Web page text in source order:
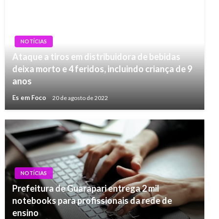
NOTÍCIAS
Ataque a tiros em distribuidora de bebidas
deixa morto e 4 feridos, incluindo criança de 9
anos
Es em Foco 20 de agosto de 2022
NOTÍCIAS
Prefeitura de Guarapari entrega 2 mil
notebooks para profissionais da rede de
ensino